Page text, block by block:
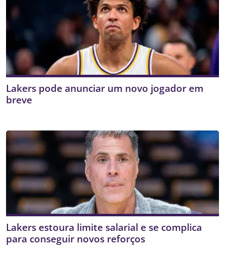
Lakers pode anunciar um novo jogador em
breve
Lakers estoura limite salarial e se complica
para conseguir novos reforços